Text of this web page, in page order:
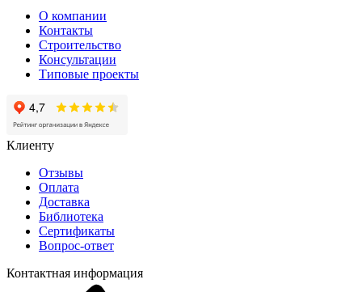
О компании
Контакты
Строительство
Консультации
Типовые проекты
Клиенту
Отзывы
Оплата
Доставка
Библиотека
Сертификаты
Вопрос-ответ
Контактная информация